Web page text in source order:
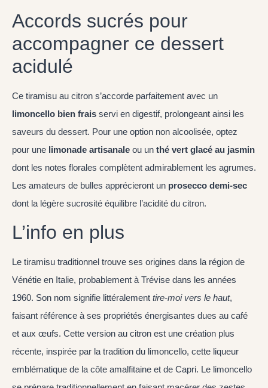
Accords sucrés pour
accompagner ce dessert
acidulé
Ce tiramisu au citron s’accorde parfaitement avec un
limoncello bien frais servi en digestif, prolongeant ainsi les
saveurs du dessert. Pour une option non alcoolisée, optez
pour une limonade artisanale ou un thé vert glacé au jasmin
dont les notes florales complètent admirablement les agrumes.
Les amateurs de bulles apprécieront un prosecco demi-sec
dont la légère sucrosité équilibre l’acidité du citron.
L’info en plus
Le tiramisu traditionnel trouve ses origines dans la région de
Vénétie en Italie, probablement à Trévise dans les années
1960. Son nom signifie littéralement tire-moi vers le haut,
faisant référence à ses propriétés énergisantes dues au café
et aux œufs. Cette version au citron est une création plus
récente, inspirée par la tradition du limoncello, cette liqueur
emblématique de la côte amalfitaine et de Capri. Le limoncello